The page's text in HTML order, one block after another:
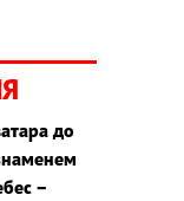
до
–